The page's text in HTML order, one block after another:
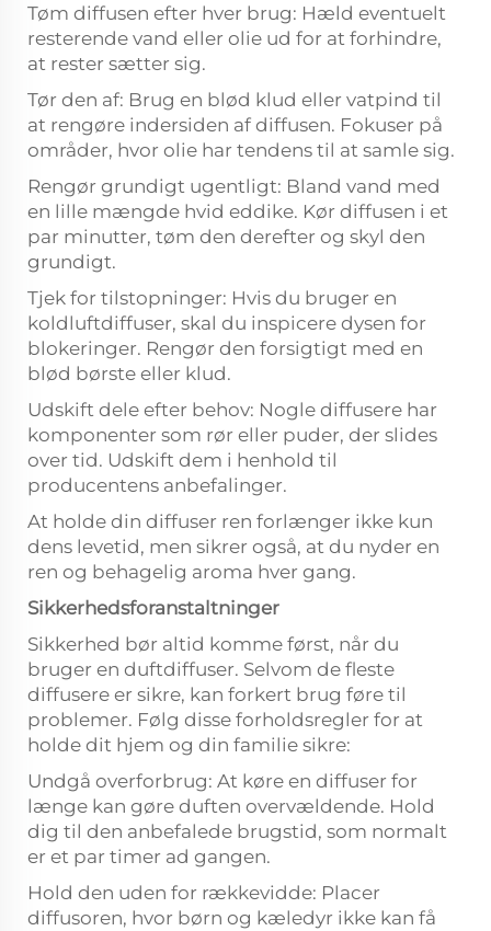
Tøm diffusen efter hver brug: Hæld eventuelt
resterende vand eller olie ud for at forhindre,
at rester sætter sig.
Tør den af: Brug en blød klud eller vatpind til
at rengøre indersiden af diffusen. Fokuser på
områder, hvor olie har tendens til at samle sig.
Rengør grundigt ugentligt: Bland vand med
en lille mængde hvid eddike. Kør diffusen i et
par minutter, tøm den derefter og skyl den
grundigt.
Tjek for tilstopninger: Hvis du bruger en
koldluftdiffuser, skal du inspicere dysen for
blokeringer. Rengør den forsigtigt med en
blød børste eller klud.
Udskift dele efter behov: Nogle diffusere har
komponenter som rør eller puder, der slides
over tid. Udskift dem i henhold til
producentens anbefalinger.
At holde din diffuser ren forlænger ikke kun
dens levetid, men sikrer også, at du nyder en
ren og behagelig aroma hver gang.
Sikkerhedsforanstaltninger
Sikkerhed bør altid komme først, når du
bruger en duftdiffuser. Selvom de fleste
diffusere er sikre, kan forkert brug føre til
problemer. Følg disse forholdsregler for at
holde dit hjem og din familie sikre:
Undgå overforbrug: At køre en diffuser for
længe kan gøre duften overvældende. Hold
dig til den anbefalede brugstid, som normalt
er et par timer ad gangen.
Hold den uden for rækkevidde: Placer
diffusoren, hvor børn og kæledyr ikke kan få